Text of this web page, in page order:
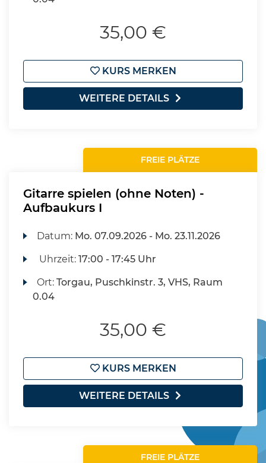
35,00 €
KURS MERKEN
WEITERE DETAILS
FREIE PLÄTZE
Gitarre spielen (ohne Noten) -
Aufbaukurs I
Datum: Mo. 07.09.2026 - Mo. 23.11.2026
Uhrzeit:17:00 - 17:45 Uhr
Ort:Torgau, Puschkinstr. 3, VHS, Raum
0.04
35,00 €
KURS MERKEN
WEITERE DETAILS
FREIE PLÄTZE